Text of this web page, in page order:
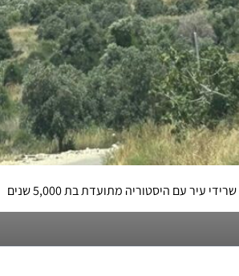
עם היסטוריה מתועדת בת 5,000 שנים